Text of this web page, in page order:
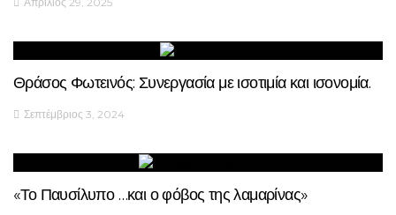
Θράσος Φωτεινός: Συνεργασία με ισοτιμία και ισονομία.
Σεπτέμβριος 3, 2024
«Το Παυσίλυπο …και ο φόβος της λαμαρίνας»